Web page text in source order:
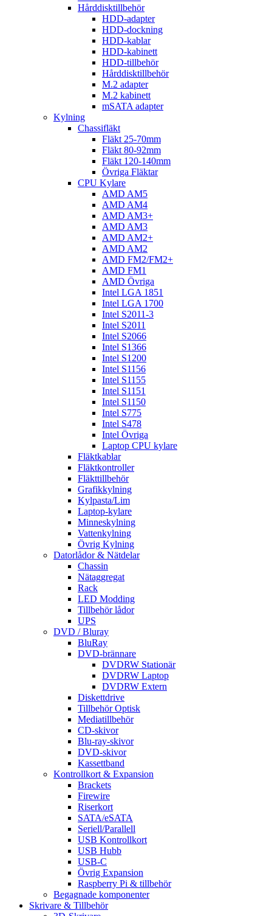
Hårddisktillbehör
HDD-adapter
HDD-dockning
HDD-kablar
HDD-kabinett
HDD-tillbehör
Hårddisktillbehör
M.2 adapter
M.2 kabinett
mSATA adapter
Kylning
Chassifläkt
Fläkt 25-70mm
Fläkt 80-92mm
Fläkt 120-140mm
Övriga Fläktar
CPU Kylare
AMD AM5
AMD AM4
AMD AM3+
AMD AM3
AMD AM2+
AMD AM2
AMD FM2/FM2+
AMD FM1
AMD Övriga
Intel LGA 1851
Intel LGA 1700
Intel S2011-3
Intel S2011
Intel S2066
Intel S1366
Intel S1200
Intel S1156
Intel S1155
Intel S1151
Intel S1150
Intel S775
Intel S478
Intel Övriga
Laptop CPU kylare
Fläktkablar
Fläktkontroller
Fläkttillbehör
Grafikkylning
Kylpasta/Lim
Laptop-kylare
Minneskylning
Vattenkylning
Övrig Kylning
Datorlådor & Nätdelar
Chassin
Nätaggregat
Rack
LED Modding
Tillbehör lådor
UPS
DVD / Bluray
BluRay
DVD-brännare
DVDRW Stationär
DVDRW Laptop
DVDRW Extern
Diskettdrive
Tillbehör Optisk
Mediatillbehör
CD-skivor
Blu-ray-skivor
DVD-skivor
Kassettband
Kontrollkort & Expansion
Brackets
Firewire
Riserkort
SATA/eSATA
Seriell/Parallell
USB Kontrollkort
USB Hubb
USB-C
Övrig Expansion
Raspberry Pi & tillbehör
Begagnade komponenter
Skrivare & Tillbehör